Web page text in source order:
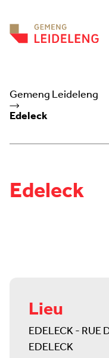
Gemeng Leideleng
Edeleck
Edeleck
Lieu
EDELECK - RUE
EDELECK